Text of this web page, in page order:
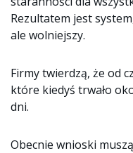
Rezultatem jest
ale wolniejszy.
Firmy twierdzą, że od
które kiedyś trwało
dni.
Obecnie wnioski